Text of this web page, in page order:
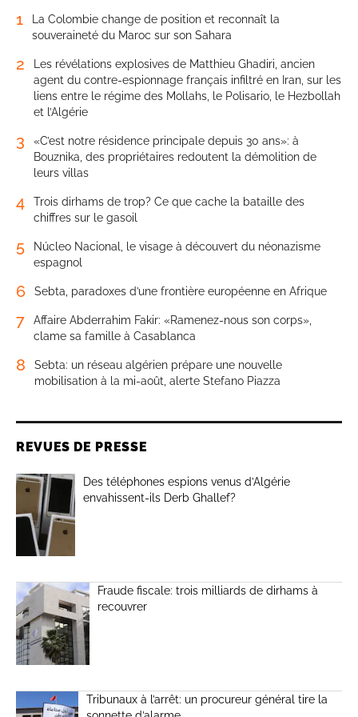
1
La Colombie change de position et reconnaît la
souveraineté du Maroc sur son Sahara
2
Les révélations explosives de Matthieu Ghadiri, ancien
agent du contre-espionnage français infiltré en Iran, sur les
liens entre le régime des Mollahs, le Polisario, le Hezbollah
et l’Algérie
3
«C’est notre résidence principale depuis 30 ans»: à
Bouznika, des propriétaires redoutent la démolition de
leurs villas
4
Trois dirhams de trop? Ce que cache la bataille des
chiffres sur le gasoil
5
Núcleo Nacional, le visage à découvert du néonazisme
espagnol
6 Sebta, paradoxes d’une frontière européenne en Afrique
7
Affaire Abderrahim Fakir: «Ramenez-nous son corps»,
clame sa famille à Casablanca
8
Sebta: un réseau algérien prépare une nouvelle
mobilisation à la mi-août, alerte Stefano Piazza
REVUES DE PRESSE
Des téléphones espions venus d’Algérie
envahissent-ils Derb Ghallef?
Fraude fiscale: trois milliards de dirhams à
recouvrer
Tribunaux à l’arrêt: un procureur général tire la